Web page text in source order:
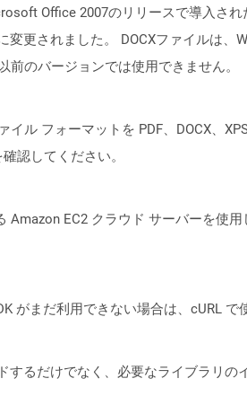
Office 2007のリリースで導入さ
更されました。 DOCXファイルは、
のバージョンでは使用できません。
ル フォーマットを PDF、DOCX、
認してください。
EC2 クラウド サーバーを使
まだ利用できない場合は、cURL で
るだけでなく、必要なライブラリの